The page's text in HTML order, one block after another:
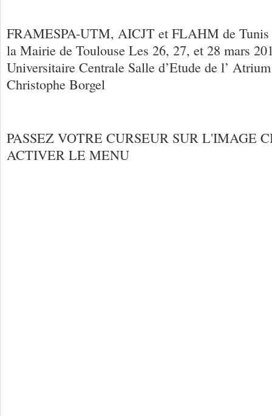
FRAMESPA-UTM, AICJT et FLAHM de Tunis
la Mairie de Toulouse Les 26, 27, et 28 mars
Universitaire Centrale Salle d’Etude de l’
Christophe Borgel
PASSEZ VOTRE CURSEUR SUR L'IMAGE
ACTIVER LE MENU